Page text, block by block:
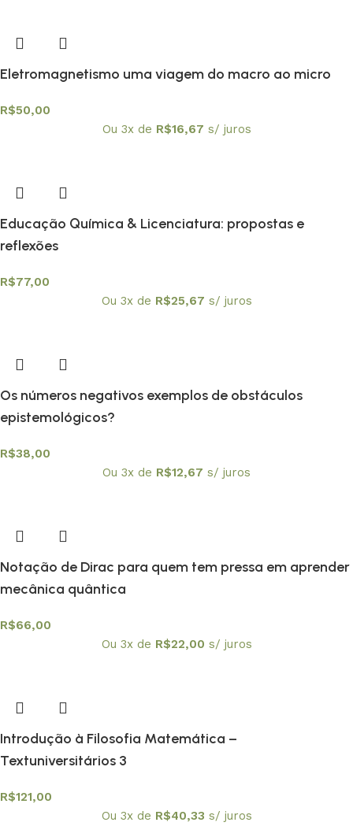
Eletromagnetismo uma viagem do macro ao micro
R$50,00
Ou 3x de R$16,67 s/ juros
Educação Química & Licenciatura: propostas e
reflexões
R$77,00
Ou 3x de R$25,67 s/ juros
Os números negativos exemplos de obstáculos
epistemológicos?
R$38,00
Ou 3x de R$12,67 s/ juros
Notação de Dirac para quem tem pressa em aprender
mecânica quântica
R$66,00
Ou 3x de R$22,00 s/ juros
Introdução à Filosofia Matemática –
Textuniversitários 3
R$121,00
Ou 3x de R$40,33 s/ juros